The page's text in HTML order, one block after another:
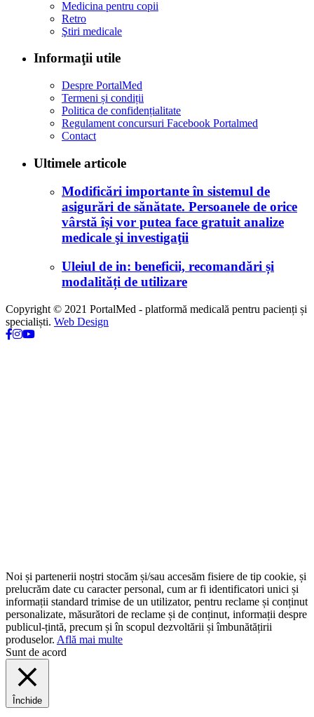
Medicina pentru copii
Retro
Ştiri medicale
Informaţii utile
Despre PortalMed
Termeni și condiții
Politica de confidențialitate
Regulament concursuri Facebook Portalmed
Contact
Ultimele articole
Modificări importante în sistemul de
asigurări de sănătate. Persoanele de orice
vârstă își vor putea face gratuit analize
medicale şi investigaţii
Uleiul de in: beneficii, recomandări și
modalități de utilizare
Copyright © 2021 PortalMed - platformă medicală pentru pacienți și
specialiști. Web Design
Noi și partenerii noștri stocăm și/sau accesăm fisiere de tip cookie, și
prelucrăm date cu caracter personal, cum ar fi identificatori unici și
informații standard trimise de un utilizator, pentru reclame și conținut
personalizate, măsurători de reclame și de conținut, informații despre
publicul-țintă, precum și în scopul dezvoltării și îmbunătățirii
produselor. Află mai multe
Sunt de acord
Închide